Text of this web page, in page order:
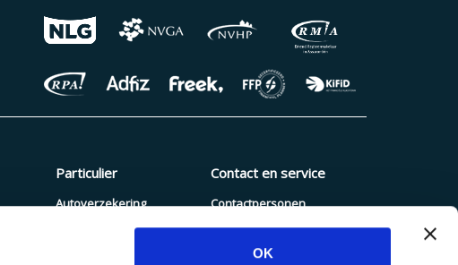
OK
Particulier
Autoverzekering
Pakketverzekering
Contact en service
Contactpersonen
Schade melden
Blogs en nieuws